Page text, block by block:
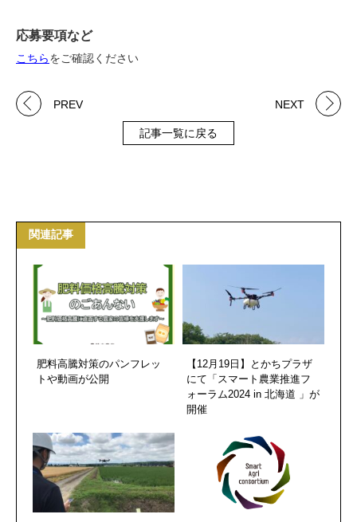
応募要項など
こちらをご確認ください
PREV
記事一覧に戻る
NEXT
関連記事
肥料高騰対策のパンフレッ
トや動画が公開
【12月19日】とかちプラザ
にて「スマート農業推進フ
ォーラム2024 in 北海道 」が
開催